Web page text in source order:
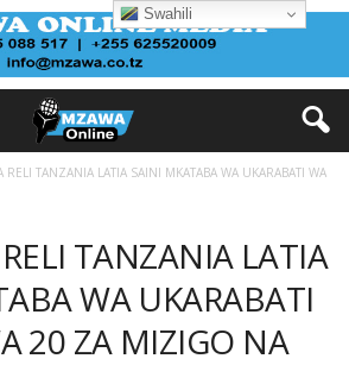
RELI TANZANIA LATIA SAINI MKATABA WA UKARABATI WA
TANZANIA LATIA
WA UKARABATI
20 ZA MIZIGO NA
Swahili